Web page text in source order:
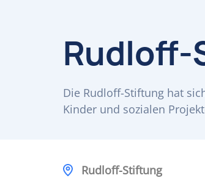
Die Rudloff-Stiftung hat
Kinder und sozialen
Rudloff-Stiftung